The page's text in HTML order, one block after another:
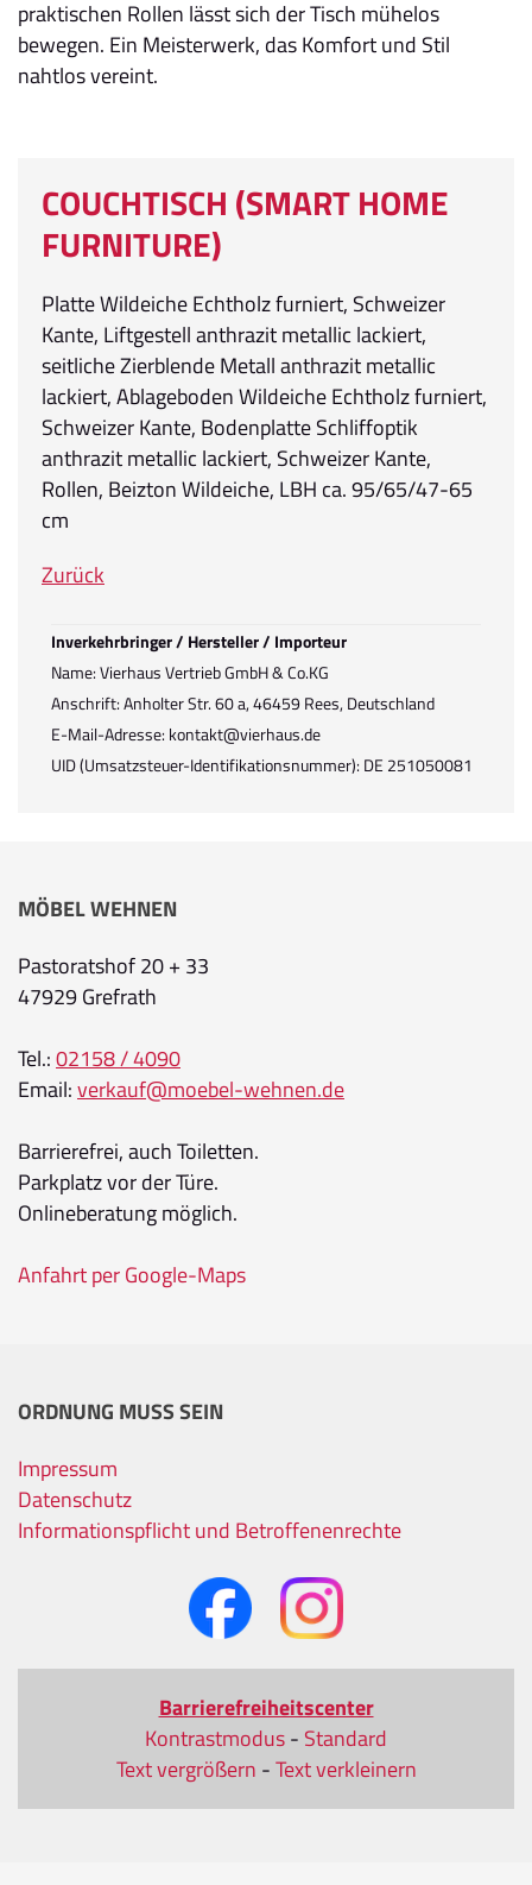
praktischen Rollen lässt sich der Tisch mühelos
bewegen. Ein Meisterwerk, das Komfort und Stil
nahtlos vereint.
COUCHTISCH (SMART HOME
FURNITURE)
Platte Wildeiche Echtholz furniert, Schweizer
Kante, Liftgestell anthrazit metallic lackiert,
seitliche Zierblende Metall anthrazit metallic
lackiert, Ablageboden Wildeiche Echtholz furniert,
Schweizer Kante, Bodenplatte Schliffoptik
anthrazit metallic lackiert, Schweizer Kante,
Rollen, Beizton Wildeiche, LBH ca. 95/65/47-65
cm
Zurück
Inverkehrbringer / Hersteller / Importeur
Name: Vierhaus Vertrieb GmbH & Co.KG
Anschrift: Anholter Str. 60 a, 46459 Rees, Deutschland
E-Mail-Adresse: kontakt@vierhaus.de
UID (Umsatzsteuer-Identifikationsnummer): DE 251050081
MÖBEL WEHNEN
Pastoratshof 20 + 33
47929 Grefrath
Tel.:02158 / 4090
Email:verkauf@moebel-wehnen.de
Barrierefrei, auch Toiletten.
Parkplatz vor der Türe.
Onlineberatung möglich.
Anfahrt per Google-Maps
ORDNUNG MUSS SEIN
Impressum
Datenschutz
Informationspflicht und Betroffenenrechte
Barrierefreiheitscenter
Kontrastmodus- Standard
Text vergrößern -Text verkleinern